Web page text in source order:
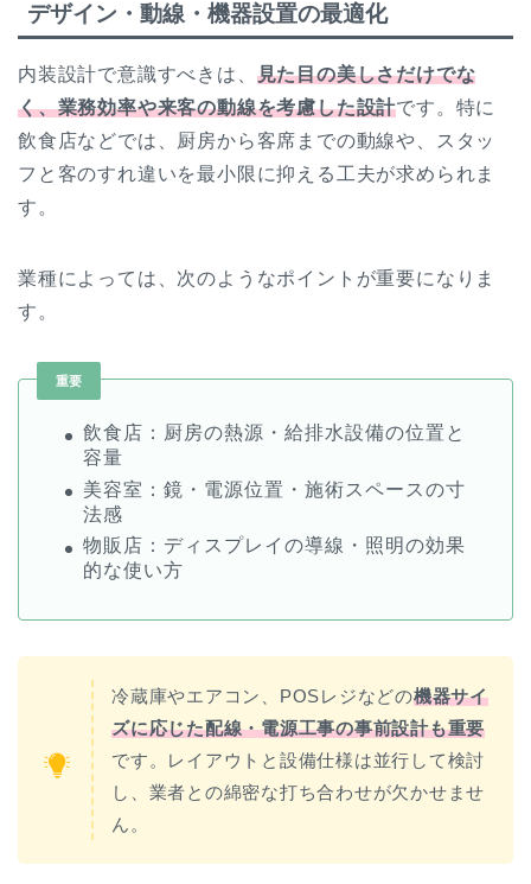
デザイン・動線・機器設置の最適化
内装設計で意識すべきは、 見た目の美しさだけでな
く、業務効率や来客の動線を考慮した設計です。特に
飲食店などでは、厨房から客席までの動線や、スタッ
フと客のすれ違いを最小限に抑える工夫が求められま
す。
業種によっては、次のようなポイントが重要になりま
す。
重要
飲食店：厨房の熱源・給排水設備の位置と
容量
美容室：鏡・電源位置・施術スペースの寸
法感
物販店：ディスプレイの導線・照明の効果
的な使い方
冷蔵庫やエアコン、POSレジなどの機器サイ
ズに応じた配線・電源工事の事前設計も重要
です。レイアウトと設備仕様は並行して検討
し、業者との綿密な打ち合わせが欠かせませ
ん。